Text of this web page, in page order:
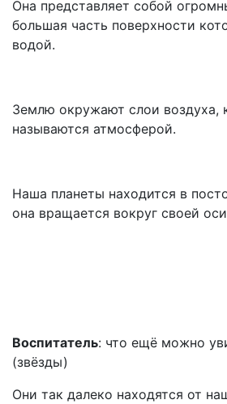
Она представляет собой
большая часть поверхности
водой.
Землю окружают слои воздуха,
называются атмосферой.
Наша планеты находится в
она вращается вокруг своей
Воспитатель: что ещё можно
(звёзды)
Они так далеко находятся от